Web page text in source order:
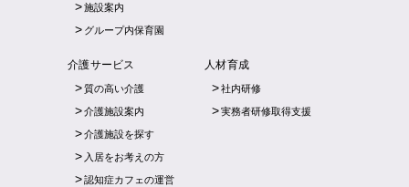
施設案内
グループ内保育園
介護サービス
質の高い介護
介護施設案内
介護施設を探す
入居をお考えの方
認知症カフェの運営
人材育成
社内研修
実務者研修取得支援